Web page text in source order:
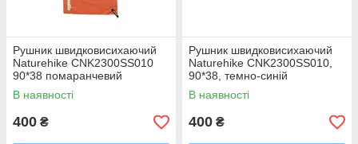
Рушник швидковисихаючий
Naturehike CNK2300SS010
90*38 помаранчевий
В наявності
400 ₴
Рушник швидковисихаючий
Naturehike CNK2300SS010,
90*38, темно-синій
В наявності
400 ₴